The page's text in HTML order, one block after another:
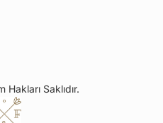
Saklıdır.